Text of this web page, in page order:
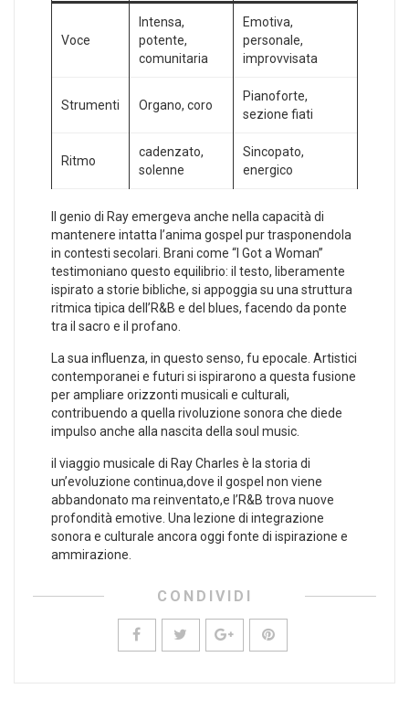
Voce
Intensa,
potente,
comunitaria
Emotiva,
personale,
improvvisata
Strumenti Organo, coro
Pianoforte,
sezione​ fiati
Ritmo
cadenzato,
solenne
Sincopato,​
energico
Il genio di Ray emergeva anche nella capacità di
mantenere intatta l’anima gospel pur trasponendola
in contesti secolari. Brani come “I Got a Woman”
testimoniano questo equilibrio: il testo, liberamente
ispirato a storie bibliche, si appoggia su una struttura
ritmica tipica dell’R&B e ​del blues, facendo da ponte
tra⁢ il⁢ sacro e il profano.
La sua‌ influenza, in questo senso, fu epocale. Artistici
contemporanei e futuri si ispirarono a questa fusione
per ampliare orizzonti musicali e culturali,
contribuendo‍ a quella rivoluzione sonora che diede
impulso anche alla nascita ⁤della soul music.
il viaggio musicale di Ray Charles è la storia di
un’evoluzione continua,dove il gospel non viene
abbandonato ma reinventato,e l’R&B trova nuove
profondità emotive. Una lezione di integrazione⁢
sonora e culturale ancora oggi fonte di ispirazione e
ammirazione.
CONDIVIDI